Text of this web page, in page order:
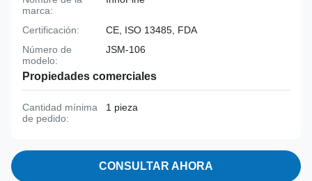
marca:
Certificación:
CE, ISO 13485, FDA
Número de
modelo:
JSM-106
Propiedades comerciales
Cantidad mínima
de pedido:
1 pieza
CONSULTAR AHORA